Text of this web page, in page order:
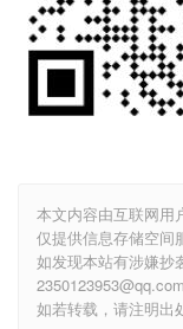
本文内容由互联网用
仅提供信息存储空间
如发现本站有涉嫌抄
如若转载，请注明出